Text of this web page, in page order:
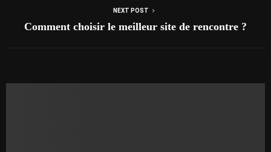
NEXT POST
Comment choisir le meilleur site de rencontre ?